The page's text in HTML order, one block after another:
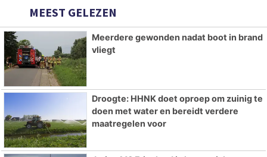
MEEST GELEZEN
Meerdere gewonden nadat boot in brand
vliegt
Droogte: HHNK doet oproep om zuinig te
doen met water en bereidt verdere
maatregelen voor